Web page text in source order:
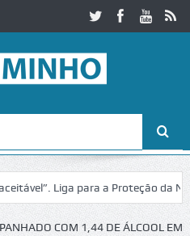
Liga para a Proteção da
do Castelo de Cerveira
COM 1,44 DE ÁLCOOL EM